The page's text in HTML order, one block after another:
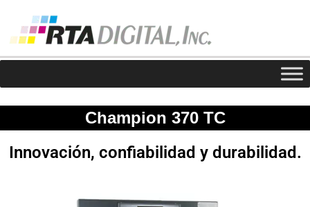
Champion 370 TC
Innovación, confiabilidad y durabilidad.